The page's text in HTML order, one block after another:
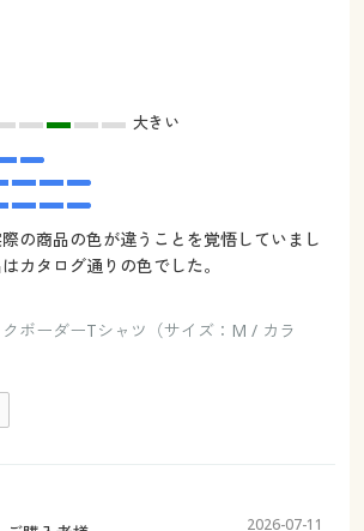
大きい
の商品の色が違うことを覚悟していまし
カタログ通りの色でした。
ボーダーTシャツ（サイズ：M / カラ
2026-07-11